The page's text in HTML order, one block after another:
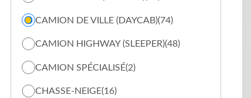
CAMION DE VILLE (DAYCAB)(74)
CAMION HIGHWAY (SLEEPER)(48)
CAMION SPÉCIALISÉ(2)
CHASSE-NEIGE(16)